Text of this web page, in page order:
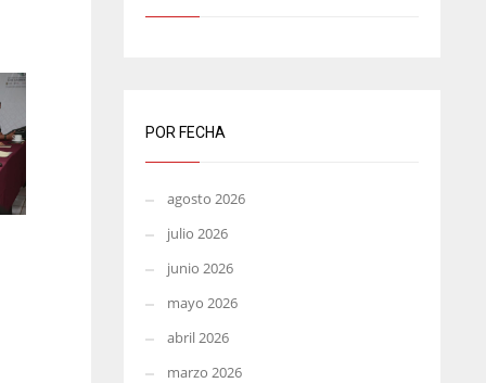
POR FECHA
agosto 2026
julio 2026
junio 2026
mayo 2026
abril 2026
marzo 2026